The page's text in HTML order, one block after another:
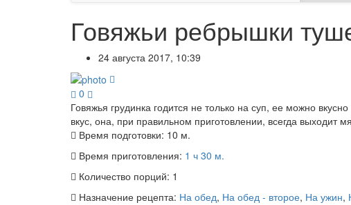
Говяжьи ребрышки
24 августа 2017, 10:39
0
Говяжья грудинка годится не только на суп, ее можно
вкус, она, при правильном приготовлении, всегда выходит
Время подготовки: 10 м.
Время приготовления: 1 ч 30 м.
Количество порций: 1
Назначение рецепта: На обед, На обед - второе, На ужин,